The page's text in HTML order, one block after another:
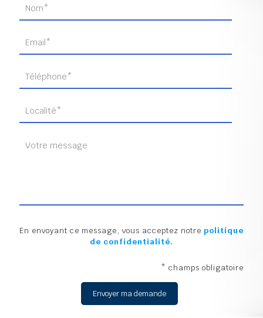
En envoyant ce message, vous acceptez notre politique
de confidentialité.
* champs obligatoire